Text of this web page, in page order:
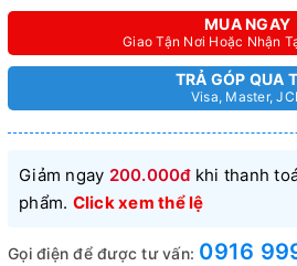
MUA NGAY
Giao Tận Nơi Hoặc Nhận
TRẢ GÓP QUA
Visa, Master,
Giảm ngay 200.000đkhi thanh
phẩm. Click xem thể lệ
Gọi điện để được tư vấn: 0916